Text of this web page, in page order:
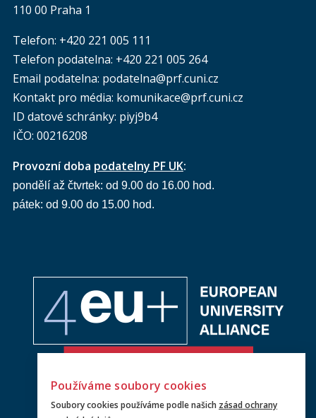
110 00 Praha 1
Telefon: +420 221 005 111
Telefon podatelna: +420 221 005 264
Email podatelna: podatelna@prf.cuni.cz
Kontakt pro média: komunikace@prf.cuni.cz
ID datové schránky: piyj9b4
IČO: 00216208
Provozní doba podatelny PF UK:
pondělí až čtvrtek: od 9.00 do 16.00 hod.
pátek: od 9.00 do 15.00 hod.
Používáme soubory cookies
Soubory cookies používáme podle našich zásad ochrany